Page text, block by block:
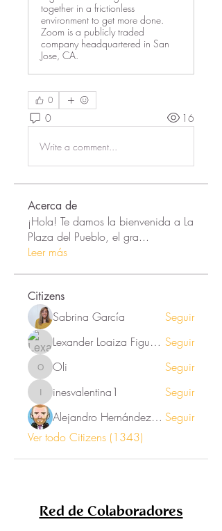
together in a frictionless
environment to get more done.
Zoom is a publicly traded
company headquartered in San
Jose, CA.
0
0 16
Write a comment...
Acerca de
¡Hola! Te damos la bienvenida a La
Plaza del Pueblo, el gra...
Leer más
Citizens
Sabrina García
Seguir
Lexander Loaiza Figueroa Seguir
Oli Oli Seguir
inesvalentina1
inesvalentina1
Seguir
Alejandro Hernández Renner Seguir
Ver todo Citizens (1343)
Red de Colaboradores